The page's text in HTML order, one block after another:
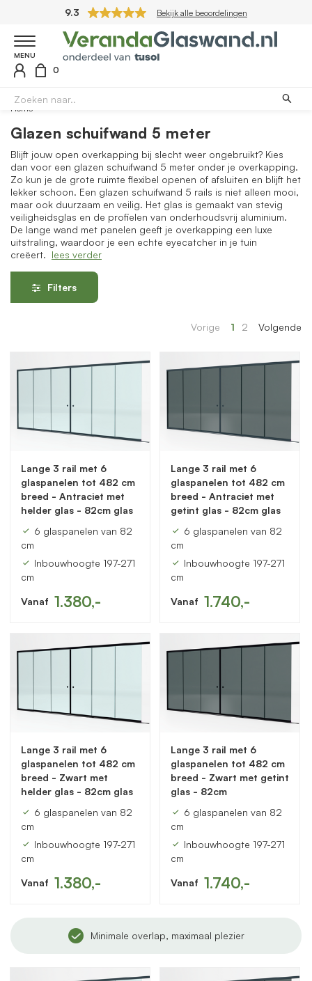
9.3 Bekijk alle beoordelingen
MENU
0
Home
Glazen schuifwand 5 meter
Blijft jouw open overkapping bij slecht weer ongebruikt? Kies
dan voor een glazen schuifwand 5 meter onder je overkapping.
Zo kun je de grote ruimte flexibel openen of afsluiten en blijft het
lekker schoon. Een glazen schuifwand 5 rails is niet alleen mooi,
maar ook duurzaam en veilig. Het glas is gemaakt van stevig
veiligheidsglas en de profielen van onderhoudsvrij aluminium.
De lange wand met panelen geeft je overkapping een luxe
uitstraling, waardoor je een echte eyecatcher in je tuin
creëert. lees verder
Filters
Vorige 1 2 Volgende
Lange 3 rail met 6
glaspanelen tot 482 cm
breed - Antraciet met
helder glas - 82cm glas
6 glaspanelen van 82
cm
Inbouwhoogte 197-271
cm
Vanaf 1.380,-
Lange 3 rail met 6
glaspanelen tot 482 cm
breed - Antraciet met
getint glas - 82cm glas
6 glaspanelen van 82
cm
Inbouwhoogte 197-271
cm
Vanaf 1.740,-
Lange 3 rail met 6
glaspanelen tot 482 cm
breed - Zwart met
helder glas - 82cm glas
6 glaspanelen van 82
cm
Inbouwhoogte 197-271
cm
Vanaf 1.380,-
Lange 3 rail met 6
glaspanelen tot 482 cm
breed - Zwart met getint
glas - 82cm
6 glaspanelen van 82
cm
Inbouwhoogte 197-271
cm
Vanaf 1.740,-
Minimale overlap, maximaal plezier